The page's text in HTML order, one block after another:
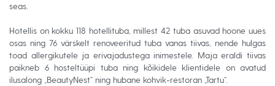
seas.
Hotellis on kokku 118 hotellituba, millest 42 tuba asuvad hoone uues
osas ning 76 värskelt renoveeritud tuba vanas tiivas, nende hulgas
toad allergikutele ja erivajadustega inimestele. Maja eraldi tiivas
paikneb 6 hosteltüüpi tuba ning kõikidele klientidele on avatud
ilusalong „BeautyNest“ ning hubane kohvik-restoran „Tartu“.